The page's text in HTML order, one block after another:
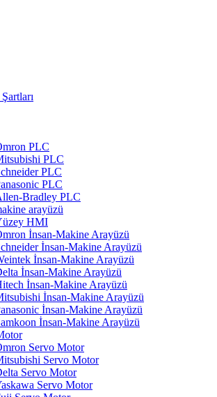
PLC
PLC
PLC
PLC
Bradley PLC
arayüzü
HMI
İnsan-Makine Arayüzü
İnsan-Makine Arayüzü
İnsan-Makine Arayüzü
İnsan-Makine Arayüzü
İnsan-Makine Arayüzü
İnsan-Makine Arayüzü
İnsan-Makine Arayüzü
İnsan-Makine Arayüzü
Servo Motor
Servo Motor
Servo Motor
Servo Motor